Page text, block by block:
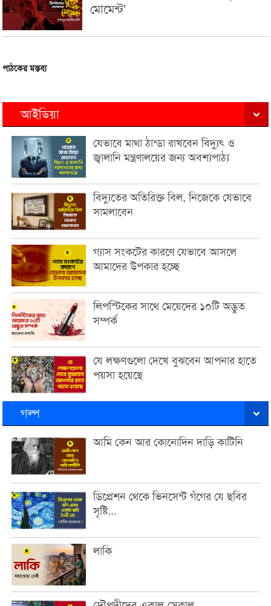
মোমেন্ট’
পাঠকের মন্তব্য
আইডিয়া
যেভাবে মাথা ঠান্ডা রাখবেন বিদ্যুৎ ও
জ্বালানি মন্ত্রণালয়ের জন্য অবশ্যপাঠ্য
বিদ্যুতের অতিরিক্ত বিল, নিজেকে যেভাবে
সামলাবেন
গ্যাস সংকটের কারণে যেভাবে আসলে
আমাদের উপকার হচ্ছে
লিপস্টিকের সাথে মেয়েদের ১০টি অদ্ভুত
সম্পর্ক
যে লক্ষণগুলো দেখে বুঝবেন আপনার হাতে
পয়সা হয়েছে
গল্প
আমি কেন আর কোনোদিন দাড়ি কাটিনি
ডিপ্রেশন থেকে ভিনসেন্ট গঁগের যে ছবির
সৃষ্টি...
লাকি